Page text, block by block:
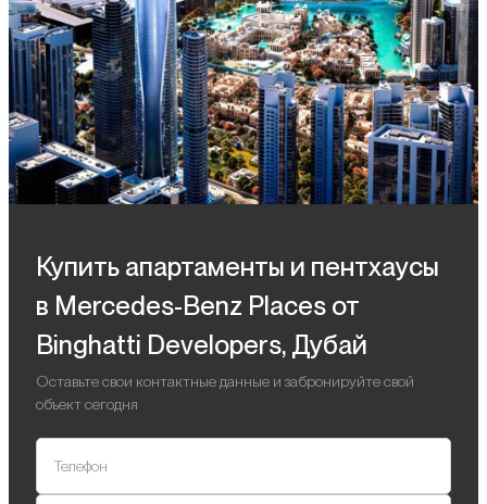
Купить апартаменты и пентхаусы
в Mercedes-Benz Places от
Binghatti Developers, Дубай
Оставьте свои контактные данные и забронируйте свой
объект сегодня
Телефон